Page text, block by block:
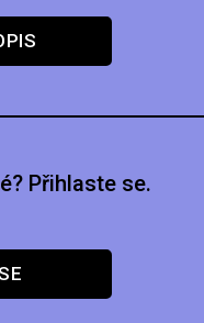
Přihlaste se.